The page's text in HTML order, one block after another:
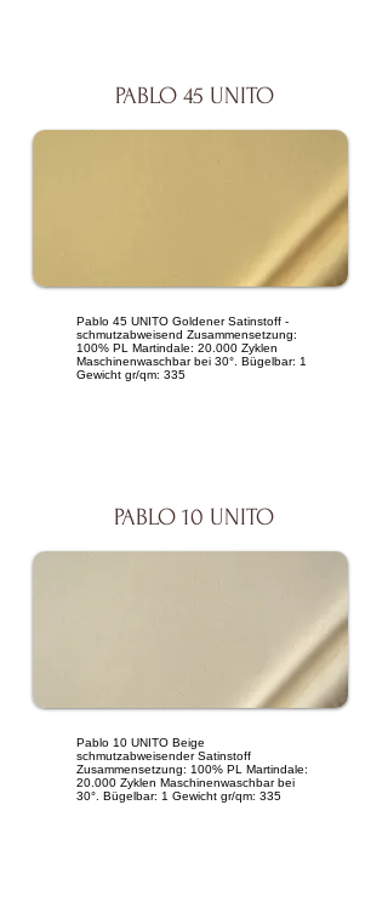
PABLO 45 UNITO
Pablo 45 UNITO Goldener Satinstoff -
schmutzabweisend Zusammensetzung:
100% PL Martindale: 20.000 Zyklen
Maschinenwaschbar bei 30°. Bügelbar: 1
Gewicht gr/qm: 335
PABLO 10 UNITO
Pablo 10 UNITO Beige
schmutzabweisender Satinstoff
Zusammensetzung: 100% PL Martindale:
20.000 Zyklen Maschinenwaschbar bei
30°. Bügelbar: 1 Gewicht gr/qm: 335